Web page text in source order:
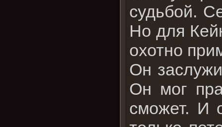
судьбой.
Но для
охотно
Он
Он мог
сможет. И